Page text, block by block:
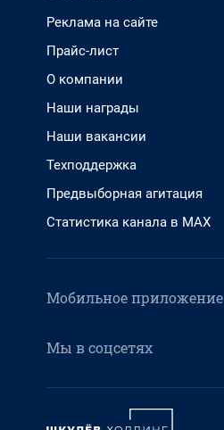
Реклама на сайте
Прайс-лист
О компании
Наши награды
Наши вакансии
Техподдержка
Предвыборная агитация
Статистика канала в MAX
Мобильное приложение
Мы в соцсетях